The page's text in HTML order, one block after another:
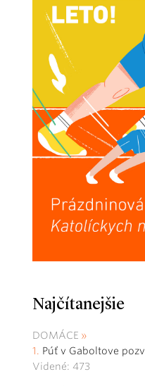
Najčítanejšie
DOMÁCE
Púť v Gaboltove
Videné: 473